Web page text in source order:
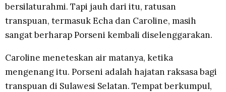
bersilaturahmi. Tapi jauh dari itu, ratusan
transpuan, termasuk Echa dan Caroline, masih
sangat berharap Porseni kembali diselenggarakan.
Caroline meneteskan air matanya, ketika
mengenang itu. Porseni adalah hajatan raksasa bagi
transpuan di Sulawesi Selatan. Tempat berkumpul,